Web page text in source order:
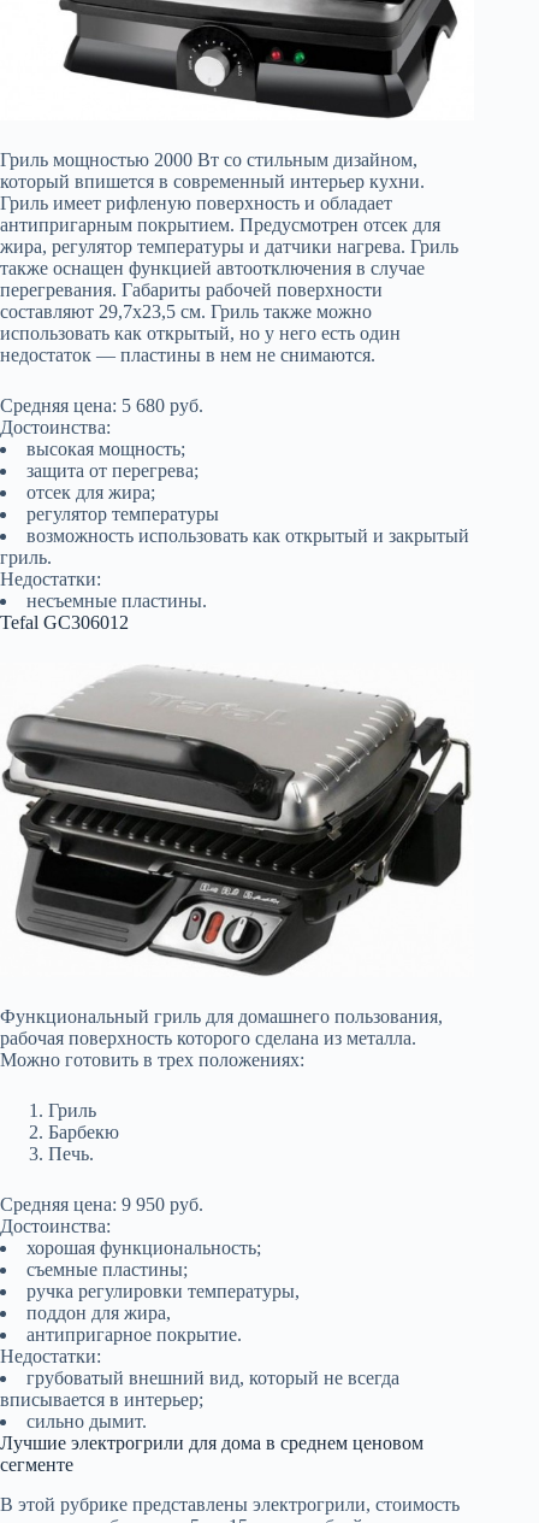
Гриль мощностью 2000 Вт со стильным дизайном,
который впишется в современный интерьер кухни.
Гриль имеет рифленую поверхность и обладает
антипригарным покрытием. Предусмотрен отсек для
жира, регулятор температуры и датчики нагрева. Гриль
также оснащен функцией автоотключения в случае
перегревания. Габариты рабочей поверхности
составляют 29,7х23,5 см. Гриль также можно
использовать как открытый, но у него есть один
недостаток — пластины в нем не снимаются.
Средняя цена: 5 680 руб.
Достоинства:
высокая мощность;
защита от перегрева;
отсек для жира;
регулятор температуры
возможность использовать как открытый и закрытый
гриль.
Недостатки:
несъемные пластины.
Tefal GC306012
Функциональный гриль для домашнего пользования,
рабочая поверхность которого сделана из металла.
Можно готовить в трех положениях:
Гриль
Барбекю
Печь.
Средняя цена: 9 950 руб.
Достоинства:
хорошая функциональность;
съемные пластины;
ручка регулировки температуры,
поддон для жира,
антипригарное покрытие.
Недостатки:
грубоватый внешний вид, который не всегда
вписывается в интерьер;
сильно дымит.
Лучшие электрогрили для дома в среднем ценовом
сегменте
В этой рубрике представлены электрогрили, стоимость